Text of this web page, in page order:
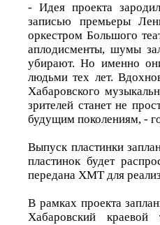
- Идея проекта
записью премьеры
оркестром Большого
аплодисменты, шумы
убирают. Но именно
людьми тех лет.
Хабаровского
зрителей станет не
будущим поколениям, -
Выпуск пластинки
пластинок будет
передана ХМТ для
В рамках проекта
Хабаровский